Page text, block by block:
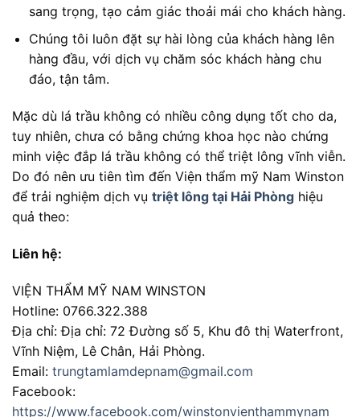
sang trọng, tạo cảm giác thoải mái cho khách hàng.
Chúng tôi luôn đặt sự hài lòng của khách hàng lên
hàng đầu, với dịch vụ chăm sóc khách hàng chu
đáo, tận tâm.
Mặc dù lá trầu không có nhiều công dụng tốt cho da,
tuy nhiên, chưa có bằng chứng khoa học nào chứng
minh việc đắp lá trầu không có thể triệt lông vĩnh viễn.
Do đó nên ưu tiên tìm đến Viện thẩm mỹ Nam Winston
để trải nghiệm dịch vụ triệt lông tại Hải Phòng hiệu
quả theo:
Liên hệ:
VIỆN THẨM MỸ NAM WINSTON
Hotline: 0766.322.388
Địa chỉ: Địa chỉ: 72 Đường số 5, Khu đô thị Waterfront,
Vĩnh Niệm, Lê Chân, Hải Phòng.
Email: trungtamlamdepnam@gmail.com
Facebook:
https://www.facebook.com/winstonvienthammynam